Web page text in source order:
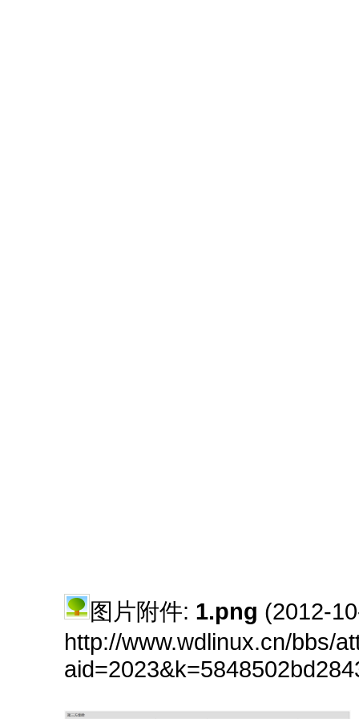
图片附件: 1.png (2012-
http://www.wdlinux.cn/bbs/